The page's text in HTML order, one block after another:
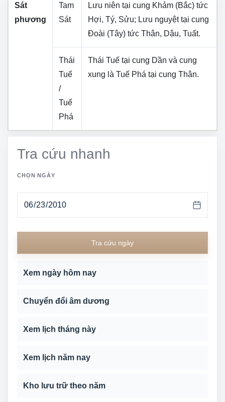
Sát
phương
Tam
Sát
Lưu niên tại cung Khảm (Bắc) tức
Hợi, Tý, Sửu; Lưu nguyệt tại cung
Đoài (Tây) tức Thân, Dậu, Tuất.
Thái
Tuế
/
Tuế
Phá
Thái Tuế tại cung Dần và cung
xung là Tuế Phá tại cung Thân.
Tra cứu nhanh
CHỌN NGÀY
Tra cứu ngày
Xem ngày hôm nay
Chuyển đổi âm dương
Xem lịch tháng này
Xem lịch năm nay
Kho lưu trữ theo năm